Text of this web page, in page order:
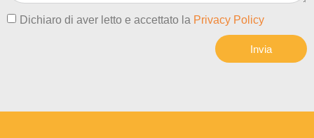
Dichiaro di aver letto e accettato la Privacy Policy
Invia